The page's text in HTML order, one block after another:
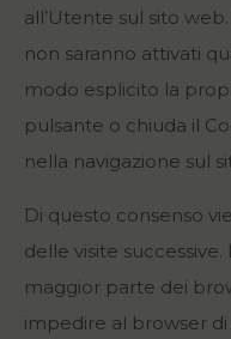
all’Utente sul sito
non saranno attivati
modo esplicito la
pulsante o chiuda il
nella navigazione sul
Di questo consenso
delle visite
maggior parte dei
impedire al browser